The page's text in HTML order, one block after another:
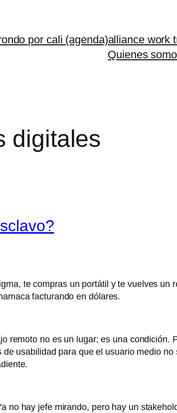
por cali (agenda)alliance work
Quienes
digitales
te compras un portátil y te vuelves
facturando en dólares.
remoto no es un lugar; es una
usabilidad para que el usuario medio
no hay jefe mirando, pero hay un